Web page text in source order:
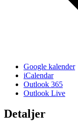
Google kalender
iCalendar
Outlook 365
Outlook Live
Detaljer